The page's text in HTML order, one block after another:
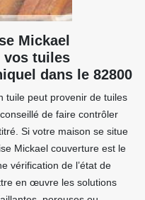
Mickael
vos tuiles
dans le 82800
tuile peut provenir de tuiles
de faire contrôler
Si votre maison se situe
Mickael couverture est le
vérification de l’état de
en œuvre les solutions